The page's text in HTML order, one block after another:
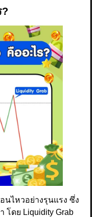
นไหวอย่างรุนแรง ซึ่ง
โดย Liquidity Grab